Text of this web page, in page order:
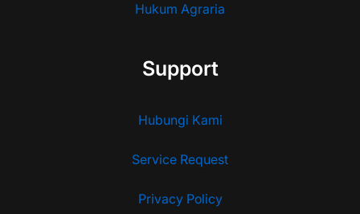
Hukum Agraria
Support
Hubungi Kami
Service Request
Privacy Policy